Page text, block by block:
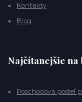
Kontakty
Blog
Najčítanejšie na
Poschodová